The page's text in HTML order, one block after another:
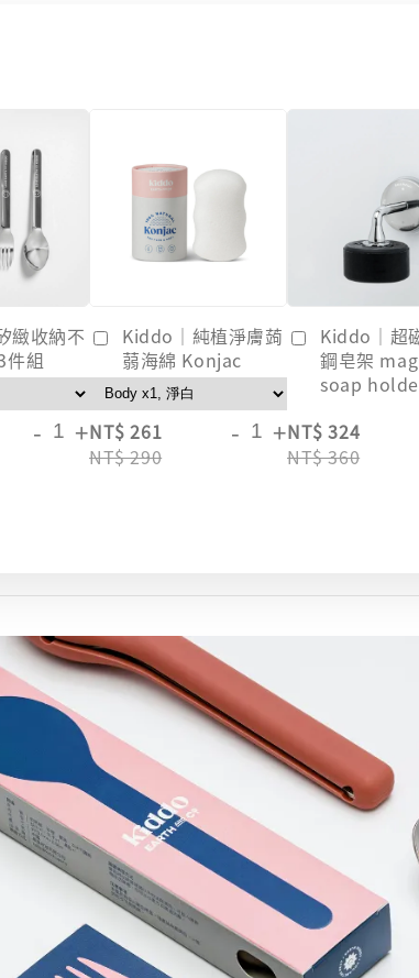
緻收納不
件組
- +
Kiddo｜純植淨膚蒟
蒻海綿 Konjac
NT$ 261
NT$ 290
- +
Kiddo｜超
鋼皂架
soap
NT$ 324
NT$ 360